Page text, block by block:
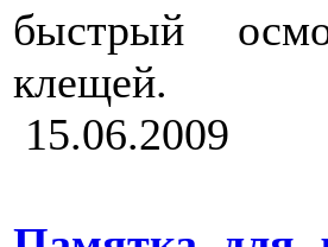
быстрый
клещей.
15.06.2009